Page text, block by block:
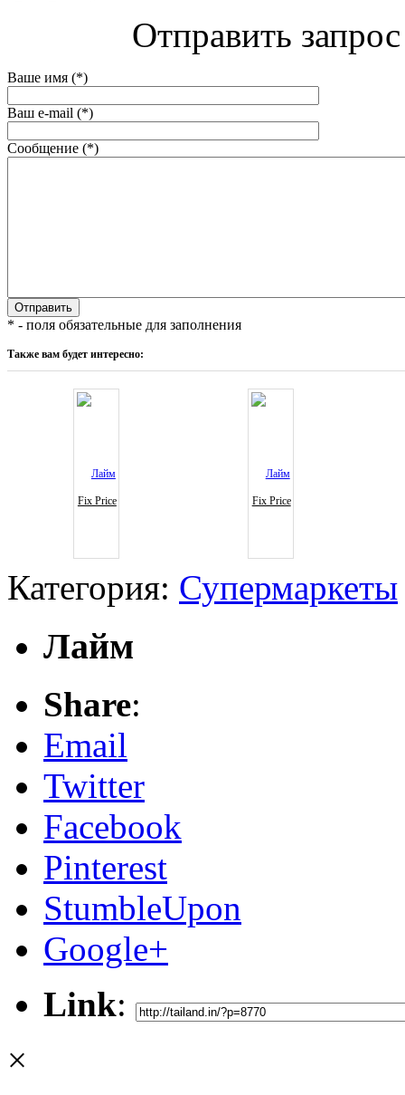
Отправить
Ваше имя (*)
Ваш e-mail (*)
Сообщение (*)
* - поля обязательные для заполнения
Также вам будет интересно:
Fix Price Fix Price
Категория: Супермаркеты
Лайм
Share:
Email
Twitter
Facebook
Pinterest
StumbleUpon
Google+
Link:
×